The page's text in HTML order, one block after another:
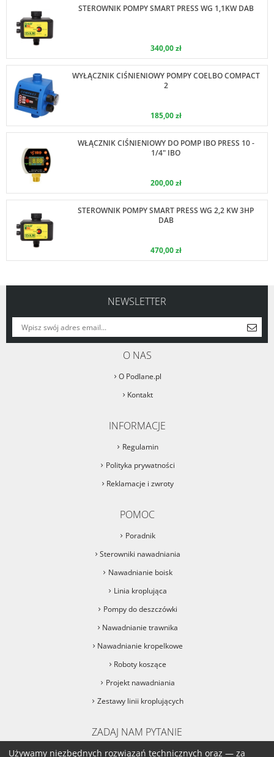
STEROWNIK POMPY SMART PRESS WG 1,1KW DAB
340,00 zł
WYŁĄCZNIK CIŚNIENIOWY POMPY COELBO COMPACT
2
185,00 zł
WŁĄCZNIK CIŚNIENIOWY DO POMP IBO PRESS 10 -
1/4" IBO
200,00 zł
STEROWNIK POMPY SMART PRESS WG 2,2 KW 3HP
DAB
470,00 zł
NEWSLETTER
O NAS
O Podlane.pl
Kontakt
INFORMACJE
Regulamin
Polityka prywatności
Reklamacje i zwroty
POMOC
Poradnik
Sterowniki nawadniania
Nawadnianie boisk
Linia kroplująca
Pompy do deszczówki
Nawadnianie trawnika
Nawadnianie kropelkowe
Roboty koszące
Projekt nawadniania
Zestawy linii kroplujących
ZADAJ NAM PYTANIE
Używamy niezbędnych rozwiązań technicznych oraz — za